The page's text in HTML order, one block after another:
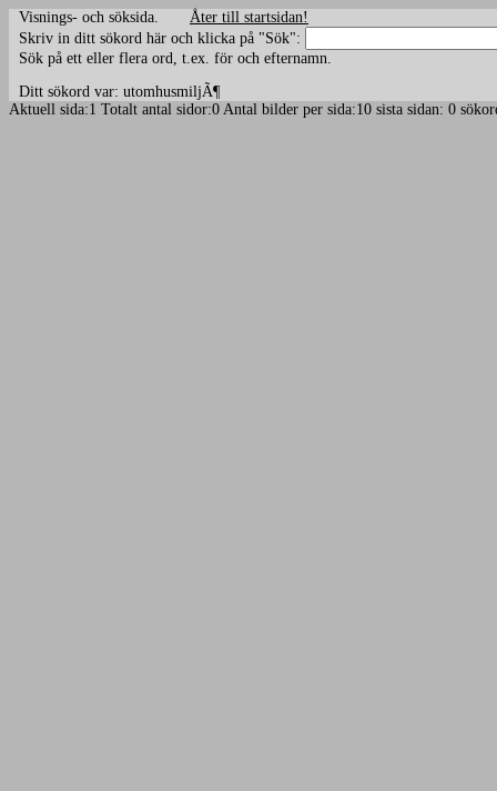
Visnings- och söksida. Åter till startsidan!
Skriv in ditt sökord här och klicka på "Sök":
Sök på ett eller flera ord, t.ex. för och efternamn.
Ditt sökord var: utomhusmiljÃ¶
Aktuell sida:1 Totalt antal sidor:0 Antal bilder per sida:10 sista sidan: 0